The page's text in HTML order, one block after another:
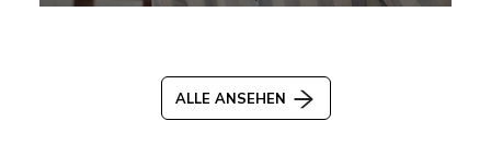
ALLE ANSEHEN